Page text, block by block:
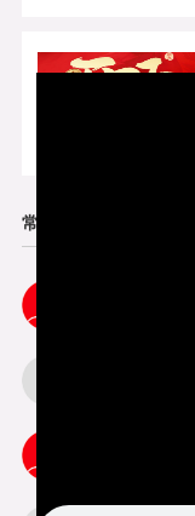
常见问题